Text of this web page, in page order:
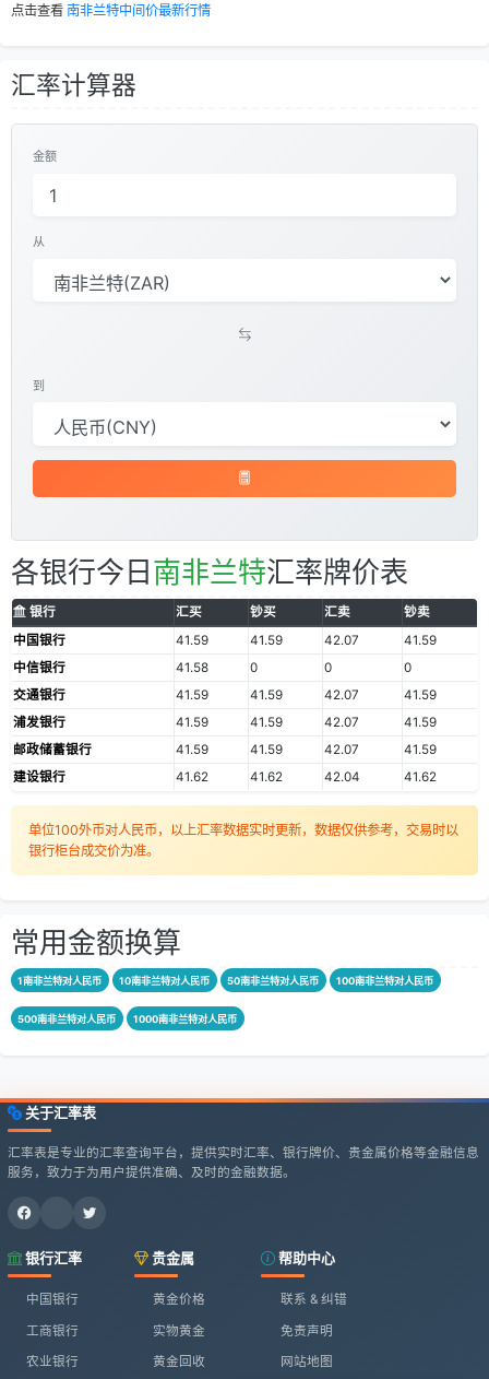
点击查看 南非兰特中间价最新行情
汇率计算器
金额
从
到
各银行今日 南非兰特汇率牌价表
银行 汇买 钞买 汇卖
钞卖
中国银行
41.59 41.59 42.07
41.59
中信银行
41.58 0 0
0
交通银行
41.59 41.59 42.07
41.59
浦发银行
41.59 41.59 42.07
41.59
邮政储蓄银行
41.59 41.59 42.07
41.59
建设银行
41.62 41.62 42.04 41.62
单位100外币对人民币，以上汇率数据实时更新，数据仅供参考，交易时以
银行柜台成交价为准。
常用金额换算
1南非兰特对人民币 10南非兰特对人民币 50南非兰特对人民币 100南非兰特对人民币
500南非兰特对人民币 1000南非兰特对人民币
关于汇率表
汇率表是专业的汇率查询平台，提供实时汇率、银行牌价、贵金属价格等金融信息
服务，致力于为用户提供准确、及时的金融数据。
银行汇率
中国银行
工商银行
农业银行
贵金属
黄金价格
实物黄金
黄金回收
帮助中心
联系 & 纠错
免责声明
网站地图